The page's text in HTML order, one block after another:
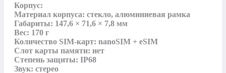
Корпус:
Материал корпуса: стекло, алюминиевая рамка
Габариты: 147,6 × 71,6 × 7,8 мм
Вес: 170 г
Количество SIM-карт: nanoSIM + eSIM
Слот карты памяти: нет
Степень защиты: IP68
Звук: стерео